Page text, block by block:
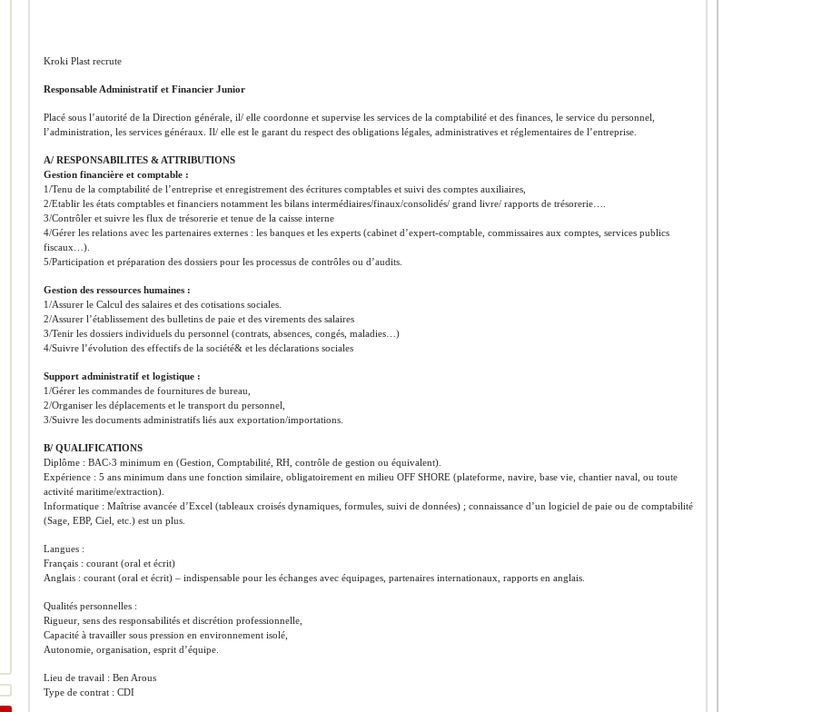
Kroki Plast recrute
Responsable Administratif et Financier Junior
Placé sous l’autorité de la Direction générale, il/ elle coordonne et supervise les services de la comptabilité et des finances, le service du personnel,
l’administration, les services généraux. Il/ elle est le garant du respect des obligations légales, administratives et réglementaires de l’entreprise.
A/ RESPONSABILITES & ATTRIBUTIONS
Gestion financière et comptable :
1/Tenu de la comptabilité de l’entreprise et enregistrement des écritures comptables et suivi des comptes auxiliaires,
2/Etablir les états comptables et financiers notamment les bilans intermédiaires/finaux/consolidés/ grand livre/ rapports de trésorerie….
3/Contrôler et suivre les flux de trésorerie et tenue de la caisse interne
4/Gérer les relations avec les partenaires externes : les banques et les experts (cabinet d’expert-comptable, commissaires aux comptes, services publics
fiscaux…).
5/Participation et préparation des dossiers pour les processus de contrôles ou d’audits.
Gestion des ressources humaines :
1/Assurer le Calcul des salaires et des cotisations sociales.
2/Assurer l’établissement des bulletins de paie et des virements des salaires
3/Tenir les dossiers individuels du personnel (contrats, absences, congés, maladies…)
4/Suivre l’évolution des effectifs de la société& et les déclarations sociales
Support administratif et logistique :
1/Gérer les commandes de fournitures de bureau,
2/Organiser les déplacements et le transport du personnel,
3/Suivre les documents administratifs liés aux exportation/importations.
B/ QUALIFICATIONS
Diplôme : BAC›3 minimum en (Gestion, Comptabilité, RH, contrôle de gestion ou équivalent).
Expérience : 5 ans minimum dans une fonction similaire, obligatoirement en milieu OFF SHORE (plateforme, navire, base vie, chantier naval, ou toute
activité maritime/extraction).
Informatique : Maîtrise avancée d’Excel (tableaux croisés dynamiques, formules, suivi de données) ; connaissance d’un logiciel de paie ou de comptabilité
(Sage, EBP, Ciel, etc.) est un plus.
Langues :
Français : courant (oral et écrit)
Anglais : courant (oral et écrit) – indispensable pour les échanges avec équipages, partenaires internationaux, rapports en anglais.
Qualités personnelles :
Rigueur, sens des responsabilités et discrétion professionnelle,
Capacité à travailler sous pression en environnement isolé,
Autonomie, organisation, esprit d’équipe.
Lieu de travail : Ben Arous
Type de contrat : CDI